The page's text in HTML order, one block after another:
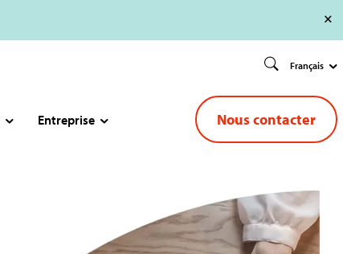
Français
Entreprise Nous contacter